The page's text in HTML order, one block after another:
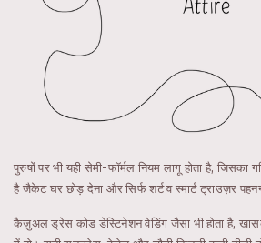
पुरुषों पर भी यही सेमी-फॉर्मल नियम लागू होता है, जिसका
है जैकेट घर छोड़ देना और सिर्फ शर्ट व स्मार्ट ट्राउज़र
कैज़ुअल ड्रेस कोड डेस्टिनेशन वेडिंग जैसा भी होता है,